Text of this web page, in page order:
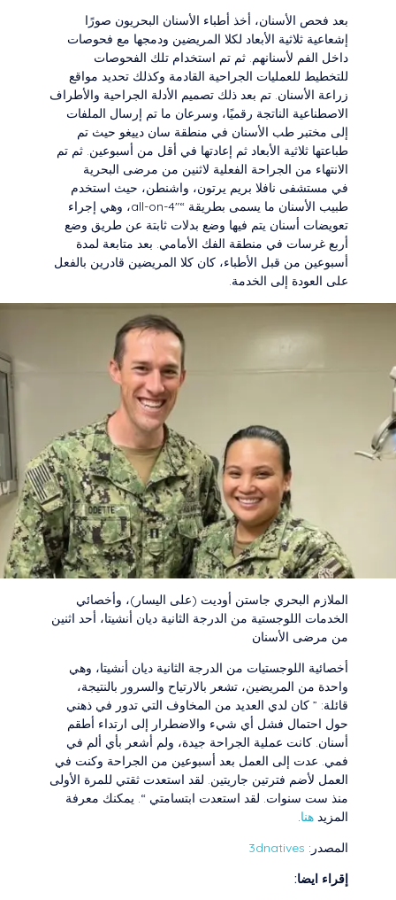
بعد فحص الأسنان، أخذ أطباء الأسنان البحريون صورًا
إشعاعية ثلاثية الأبعاد لكلا المريضين ودمجها مع فحوصات
داخل الفم لأسنانهم. ثم تم استخدام تلك الفحوصات
للتخطيط للعمليات الجراحية القادمة وكذلك تحديد مواقع
زراعة الأسنان. تم بعد ذلك تصميم الأدلة الجراحية والأطراف
الاصطناعية الناتجة رقميًا، وسرعان ما تم إرسال الملفات
إلى مختبر طب الأسنان في منطقة سان دييغو حيث تم
طباعتها ثلاثية الأبعاد ثم إعادتها في أقل من أسبوعين. ثم تم
الانتهاء من الجراحة الفعلية لاثنين من مرضى البحرية
في مستشفى نافلا بريم يرتون، واشنطن، حيث استخدم
طبيب الأسنان ما يسمى بطريقة “all-on-4″، وهي إجراء
تعويضات أسنان يتم فيها وضع بدلات ثابتة عن طريق وضع
أربع غرسات في منطقة الفك الأمامي. بعد متابعة لمدة
أسبوعين من قبل الأطباء، كان كلا المريضين قادرين بالفعل
على العودة إلى الخدمة.
الملازم البحري جاستن أوديت (على اليسار)، وأخصائي
الخدمات اللوجستية من الدرجة الثانية ديان أنشيتا، أحد اثنين
من مرضى الأسنان
أخصائية اللوجستيات من الدرجة الثانية ديان أنشيتا، وهي
واحدة من المريضين، تشعر بالارتياح والسرور بالنتيجة،
قائلة: ” كان لدي العديد من المخاوف التي تدور في ذهني
حول احتمال فشل أي شيء والاضطرار إلى ارتداء أطقم
أسنان. كانت عملية الجراحة جيدة، ولم أشعر بأي ألم في
فمي. عدت إلى العمل بعد أسبوعين من الجراحة وكنت في
العمل لأضم فترتين جاريتين. لقد استعدت ثقتي للمرة الأولى
منذ ست سنوات. لقد استعدت ابتسامتي “. يمكنك معرفة
المزيد هنا.
المصدر: 3dnatives
إقراء ايضا: